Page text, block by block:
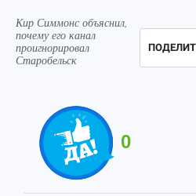
Кир Симмонс объяснил,
почему его канал
проигнорировал
Старобельск
0